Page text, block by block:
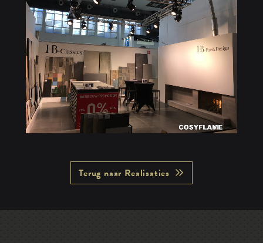
Terug naar Realisaties